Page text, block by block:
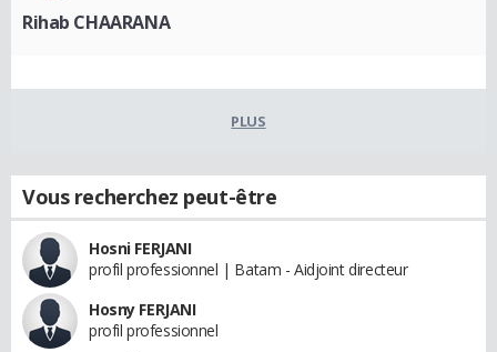
Rihab CHAARANA
PLUS
Vous recherchez peut-être
Hosni FERJANI
profil professionnel | Batam - Aidjoint directeur
Hosny FERJANI
profil professionnel